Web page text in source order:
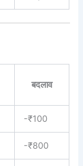
बदलाव
-₹100
-₹800